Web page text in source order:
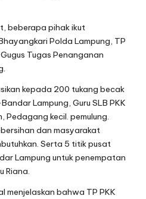
beberapa pihak ikut
Polda Lampung, TP
Tugas Penanganan
kepada 200 tukang becak
Lampung, Guru SLB PKK
Pedagang kecil. pemulung.
dan masyarakat
Serta 5 titik pusat
Lampung untuk penempatan
Riana.
menjelaskan bahwa TP PKK